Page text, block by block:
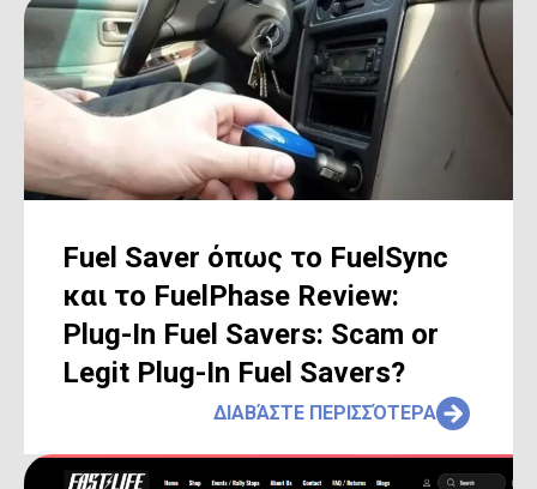
Fuel Saver όπως το FuelSync
και το FuelPhase Review:
Plug-In Fuel Savers: Scam or
Legit Plug-In Fuel Savers?
ΔΙΑΒΆΣΤΕ ΠΕΡΙΣΣΌΤΕΡΑ